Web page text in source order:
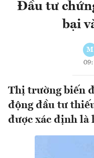
Đầu tư
bại
M
Thị trường biến
động đầu tư
được xác định là